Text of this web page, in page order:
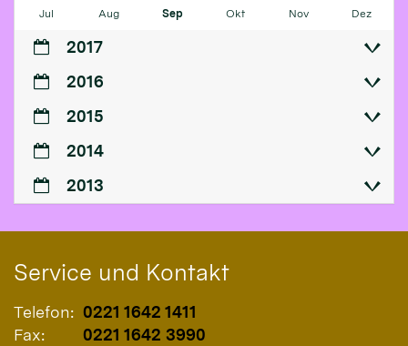
Jul Aug Sep Okt Nov Dez
2017
2016
2015
2014
2013
Service und Kontakt
Telefon: 0221 1642 1411
Fax:
0221 1642 3990